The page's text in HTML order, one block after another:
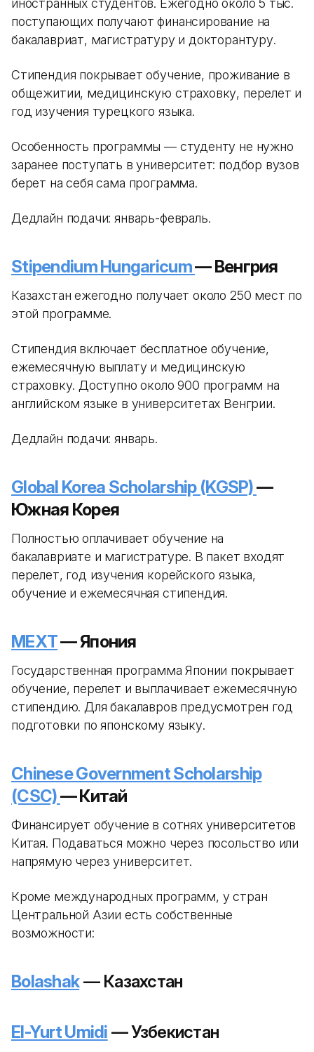
иностранных студентов. Ежегодно около 5 тыс.
поступающих получают финансирование на
бакалавриат, магистратуру и докторантуру.
Стипендия покрывает обучение, проживание в
общежитии, медицинскую страховку, перелет и
год изучения турецкого языка.
Особенность программы — студенту не нужно
заранее поступать в университет: подбор вузов
берет на себя сама программа.
Дедлайн подачи: январь-февраль.
Stipendium Hungaricum— Венгрия
Казахстан ежегодно получает около 250 мест по
этой программе.
Стипендия включает бесплатное обучение,
ежемесячную выплату и медицинскую
страховку. Доступно около 900 программ на
английском языке в университетах Венгрии.
Дедлайн подачи: январь.
Global Korea Scholarship (KGSP)—
Южная Корея
Полностью оплачивает обучение на
бакалавриате и магистратуре. В пакет входят
перелет, год изучения корейского языка,
обучение и ежемесячная стипендия.
MEXT— Япония
Государственная программа Японии покрывает
обучение, перелет и выплачивает ежемесячную
стипендию. Для бакалавров предусмотрен год
подготовки по японскому языку.
Chinese Government Scholarship
(CSC)— Китай
Финансирует обучение в сотнях университетов
Китая. Подаваться можно через посольство или
напрямую через университет.
Кроме международных программ, у стран
Центральной Азии есть собственные
возможности:
Bolashak— Казахстан
El-Yurt Umidi — Узбекистан